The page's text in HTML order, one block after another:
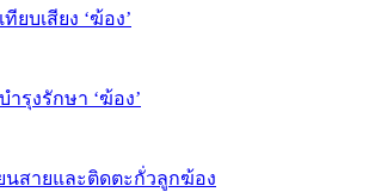
ยบเสียง ‘ฆ้อง’
รุงรักษา ‘ฆ้อง’
นสายและติดตะกั่วลูกฆ้อง